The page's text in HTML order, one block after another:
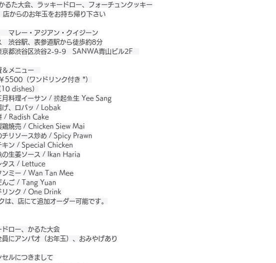
るた大会、ラッキードロー、フォーチュンクッキー
からのお年玉をお持ち帰り下さい
マレー・アジアン・クイジーン
　渋谷駅、表参道駅から徒歩約8分
京都渋谷区渋谷2-9-9　SANWA青山ビル2F
＆メニュー
5500（ワンドリンク付き *）
dishes）
月料理イーサン / 捞起鱼生 Yee Sang
げ、ロバッ / Lobak
/ Radish Cake
鶏焼売 / Chicken Siew Mai
チリソース炒め / Spicy Prawn
キン / Special Chicken
の生姜ソース / Ikan Haria
タス / Lettuce
ンミー / Wan Tan Mee
んご / Tang Yuan
リンク / One Drink
は、店にて追加オーダー可能です。
ドロー、かるた大会
員にアンパオ（お年玉）、おみやげあり
ルにつきまして